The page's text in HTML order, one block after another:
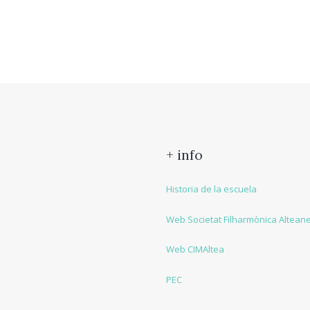
+ info
Historia de la escuela
Web Societat Filharmònica
Web CIMAltea
PEC